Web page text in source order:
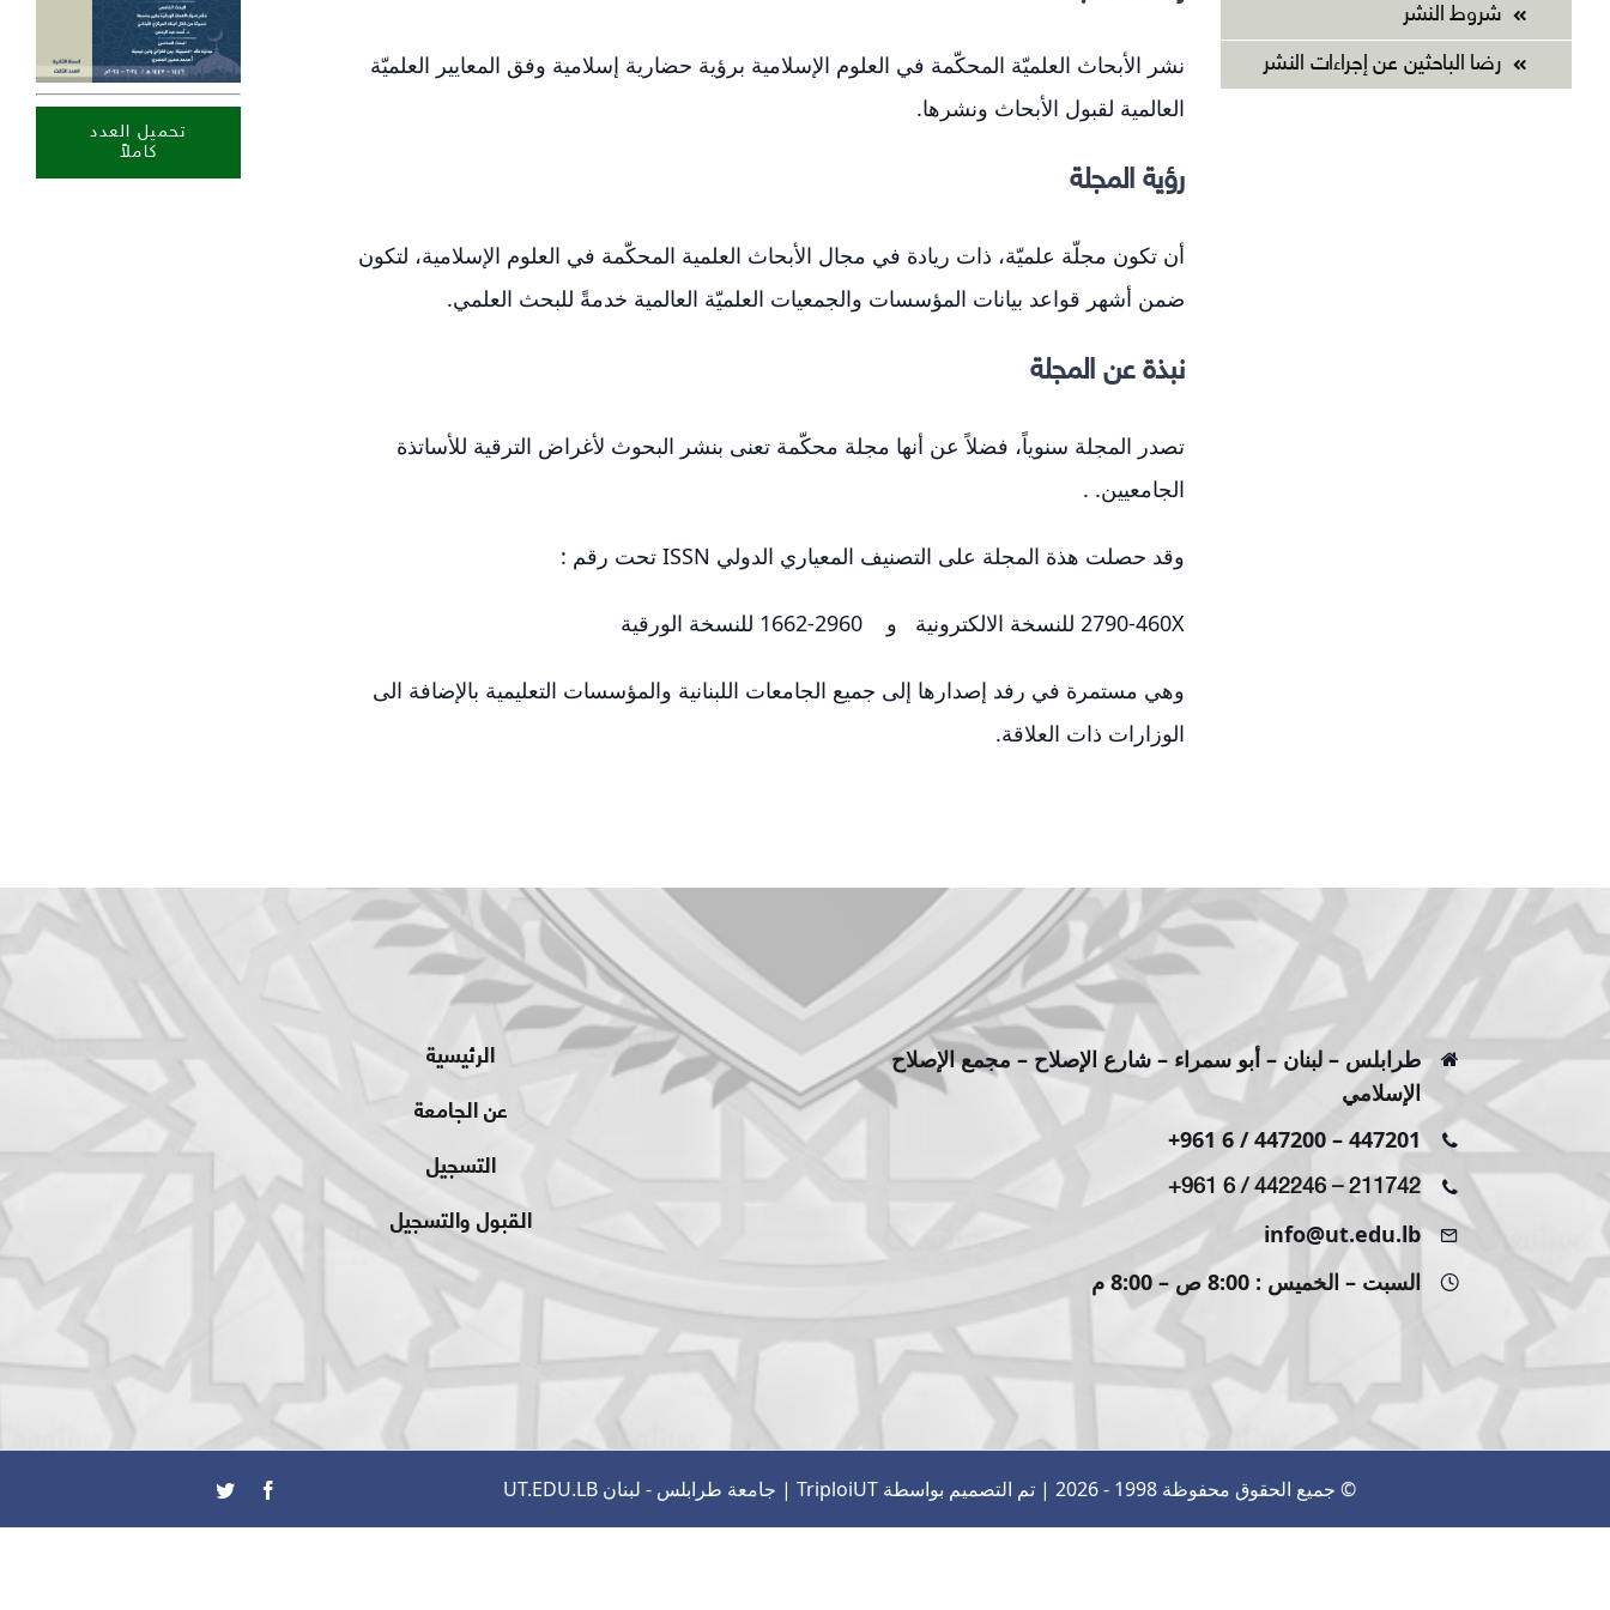
شروط النشر
رضا الباحثين عن إجراءات النشر
نشر الأبحاث العلميّة المحكّمة في العلوم الإسلامية برؤية حضارية إسلامية وفق المعايير العلميّة
العالمية لقبول الأبحاث ونشرها.
رؤية المجلة
أن تكون مجلّة علميّة، ذات ريادة في مجال الأبحاث العلمية المحكّمة في العلوم الإسلامية، لتكون
ضمن أشهر قواعد بيانات المؤسسات والجمعيات العلميّة العالمية خدمةً للبحث العلمي.
نبذة عن المجلة
تصدر المجلة سنوياً، فضلاً عن أنها مجلة محكّمة تعنى بنشر البحوث لأغراض الترقية للأساتذة
الجامعيين. .
وقد حصلت هذة المجلة على التصنيف المعياري الدولي ISSN تحت رقم :
2790-460X للنسخة الالكترونية و 2960-1662 للنسخة الورقية
وهي مستمرة في رفد إصدارها إلى جميع الجامعات اللبنانية والمؤسسات التعليمية بالإضافة الى
الوزارات ذات العلاقة.
تحميل العدد
كاملاً
طرابلس – لبنان – أبو سمراء – شارع الإصلاح – مجمع الإصلاح
الإسلامي
+961 6 / 447200– 447201
+961 6 / 442246–211742
info@ut.edu.lb
السبت – الخميس : 8:00 ص – 8:00 م
الرئيسية
عن الجامعة
التسجيل
القبول والتسجيل
© جميع الحقوق محفوظة 1998 - 2026 | تم التصميم بواسطة TriploiUT | جامعة طرابلس - لبنان UT.EDU.LB